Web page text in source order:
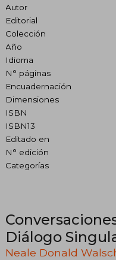
Autor
Editorial
Colección
Año
Idioma
N° páginas
Encuadernación
Dimensiones
ISBN
ISBN13
Editado en
N° edición
Categorías
Diálogo
Neale Donald